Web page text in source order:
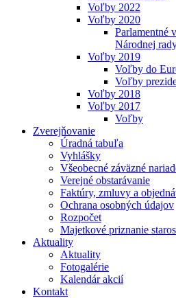
Voľby 2022
Voľby 2020
Parlamentné
Národnej
Voľby 2019
Voľby do
Voľby
Voľby 2018
Voľby 2017
Voľby
Zverejňovanie
Úradná tabuľa
Vyhlášky
Všeobecné záväzné
Verejné obstarávanie
Faktúry, zmluvy a
Ochrana osobných údajov
Rozpočet
Majetkové priznanie
Aktuality
Aktuality
Fotogalérie
Kalendár akcií
Kontakt